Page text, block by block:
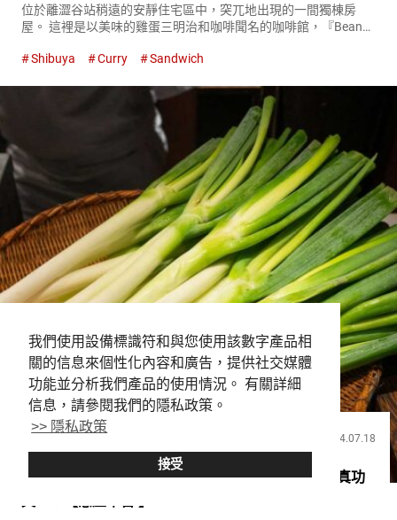
我們使用設備標識符和與您使用該數字產品相
關的信息來個性化內容和廣告，提供社交媒體
功能並分析我們產品的使用情況。 有關詳細
信息，請參閱我們的隱私政策。
>> 隱私政策
接受
位於離澀谷站稍遠的安靜住宅區中，突兀地出現的一間獨棟房
屋。 這裡是以美味的雞蛋三明治和咖啡聞名的咖啡館，『Beans
（Shibuya Egg Sand）』 『Beans ...
Shibuya Curry Sandwich
2024.07.18
如果想在澀谷吃到美味的蔥，就來這裡！ 專門店的真功